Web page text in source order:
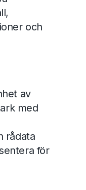
och
av
med
rådata
för